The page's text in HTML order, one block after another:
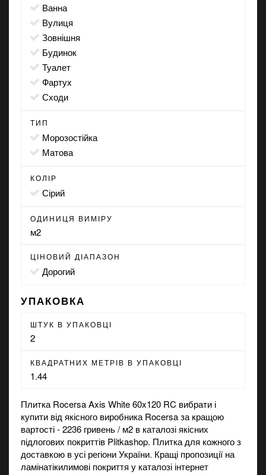
ванна
вулиця
зовнішня
будинок
туалет
фартух
сходи
ТИП
морозостійка
матова
КОЛІР
сірий
ОДИНИЦЯ ВИМІРУ
м2
ЦІНОВИЙ ДІАПАЗОН
Дорогий
УПАКОВКА
ШТУК В УПАКОВЦІ
2
КВАДРАТНИХ МЕТРІВ В УПАКОВЦІ
1.44
Плитка Rocersa Axis White 60x120 RC вибрати і
купити від якісного виробника Rocersa за кращою
вартості - 2236 гривень / м2 в каталозі якісних
підлогових покриттів Plitkashop. Плитка для кожного з
доставкою в усі регіони України. Кращі пропозиції на
ламінатікилимові покриття у каталозі інтернет